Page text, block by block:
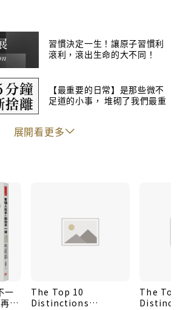
十年後。史密斯更注意到一般人只追
手把辛苦賺得的「積極收入」，送
「人們習慣高估一年內能做到的事，
的成就」──有錢人深知這個道理，
樂，全力追求「做自己喜歡的事來
。了解有錢人與你不同的10個習慣，
醒，徹底明白為何終日辛勤工作卻
何總是感到人生不自由。反覆閱讀
造生活，終能逐步實踐自己的夢想。
習慣決定一生！讓原子習慣利
滾利，滾出生命的大不同！
【最重要的日常】是那些微不
足道的小事， 堆砌了我們最重
展開看更多
一
窮
The Top 10
Distinctions
The